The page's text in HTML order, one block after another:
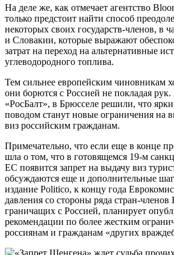
На деле же, как отмечает агентство
только предстоит найти способ
некоторых своих государств-членов, в
и Словакии, которые выражают
затрат на переход на альтернативные
углеводородного топлива.
Тем сильнее европейским чиновникам
они борются с Россией не покладая
«РосБалт», в Брюсселе решили, что
поводом станут новые ограничения на
виз российским гражданам.
Примечательно, что если еще в конце
шла о том, что в готовящемся 19-м
ЕС появится запрет на выдачу виз
обсуждаются еще и дополнительные
издание Politico, к концу года
давления со стороны ряда стран-членов
граничащих с Россией, планирует
рекомендации по более жестким
россиянам и гражданам «других